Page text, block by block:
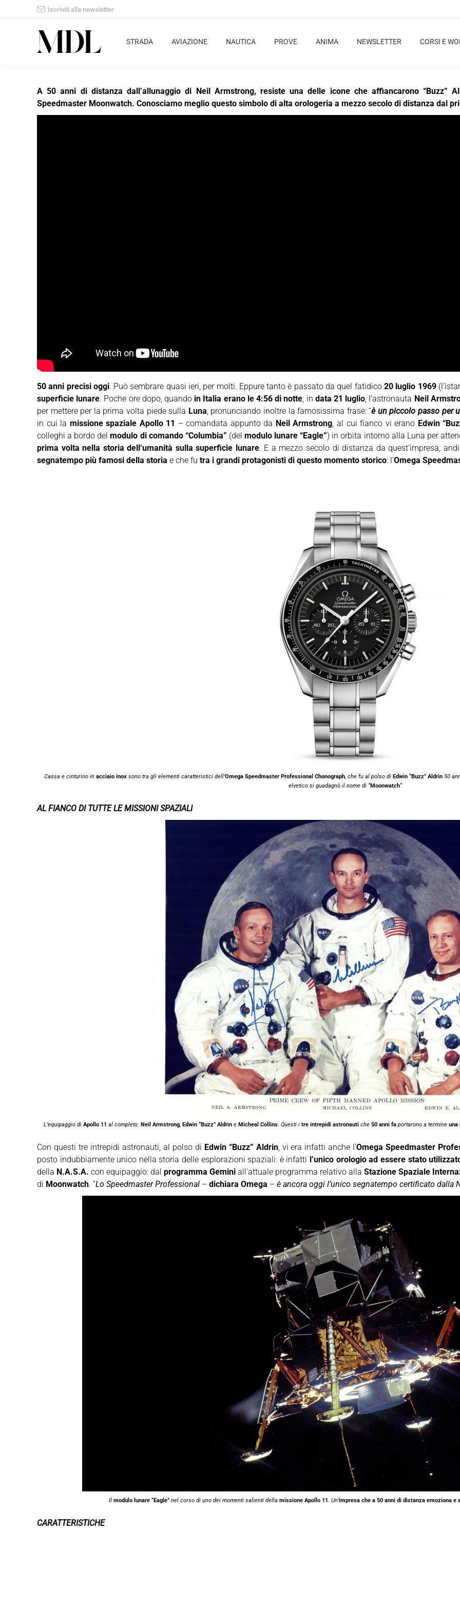
Iscriviti alla newsletter
STRADA AVIAZIONE NAUTICA PROVE ANIMA NEWSLETTER CORSI E
A 50 anni di distanza dall’allunaggio di Neil Armstrong, resiste una delle icone che affiancarono “Buzz”
Speedmaster Moonwatch. Conosciamo meglio questo simbolo di alta orologeria a mezzo secolo di distanza dal
50 anni precisi oggi. Può sembrare quasi ieri, per molti. Eppure tanto è passato da quel fatidico 20 luglio 1969
superficie lunare. Poche ore dopo, quando in Italia erano le 4:56 di notte, in data 21 luglio, l’astronauta Neil
per mettere per la prima volta piede sulla Luna, pronunciando inoltre la famosissima frase: “è un piccolo passo per
in cui la missione spaziale Apollo 11 – comandata appunto da Neil Armstrong, al cui fianco vi erano Edwin
colleghi a bordo delmodulo di comando “Columbia” (del modulo lunare “Eagle”) in orbita intorno alla Luna per
prima volta nella storia dell’umanità sulla superficie lunare. E a mezzo secolo di distanza da quest’impresa,
segnatempo più famosi della storia e che fu tra i grandi protagonisti di questo momento storico: l’Omega
Cassa e cinturino in acciaio inoxsono tra gli elementi caratteristici dell’Omega Speedmaster Professional Chonograph, che fu al polso di Edwin “Buzz” Aldrin50
elvetico si guadagnò il nome di “Moonwatch“
AL FIANCO DI TUTTE LE MISSIONI SPAZIALI
L’equipaggio di Apollo 11 al completo: Neil Armstrong, Edwin “Buzz” Aldrine Micheal Collins. Questi i tre intrepidi astronautiche 50 anni faportarono a termine una
Con questi tre intrepidi astronauti, al polso di Edwin “Buzz” Aldrin, vi era infatti anche l’Omega Speedmaster
posto indubbiamente unico nella storia delle esplorazioni spaziali: è infatti l’unico orologio ad essere stato
della N.A.S.A. con equipaggio: dal programma Gemini all’attuale programma relativo alla Stazione Spaziale
di Moonwatch. “Lo Speedmaster Professional – dichiara Omega – è ancora oggi l’unico segnatempo certificato dalla
Il modulo lunare “Eagle”nel corso di uno dei momenti salienti della missione Apollo 11. Un’impresa che a 50 anni di distanza emoziona e
CARATTERISTICHE